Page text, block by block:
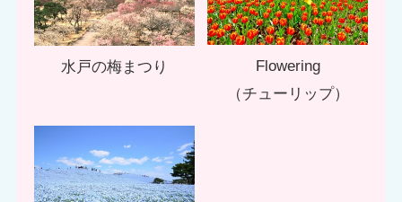
水戸の梅まつり
Flowering
（チューリップ）